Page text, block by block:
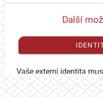
Další
Vaše externí identita
se mohli přihlásit ke